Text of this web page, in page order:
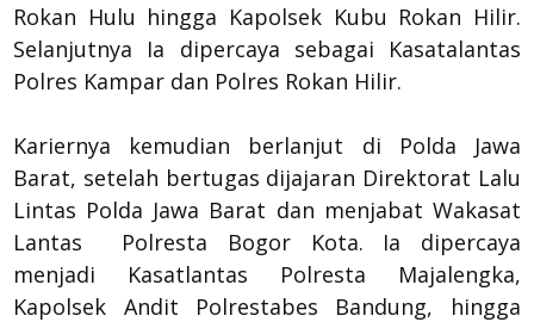
Rokan Hulu hingga Kapolsek Kubu Rokan Hilir.
Selanjutnya Ia dipercaya sebagai Kasatalantas
Polres Kampar dan Polres Rokan Hilir.
Kariernya kemudian berlanjut di Polda Jawa
Barat, setelah bertugas dijajaran Direktorat Lalu
Lintas Polda Jawa Barat dan menjabat Wakasat
Lantas Polresta Bogor Kota. Ia dipercaya
menjadi Kasatlantas Polresta Majalengka,
Kapolsek Andit Polrestabes Bandung, hingga